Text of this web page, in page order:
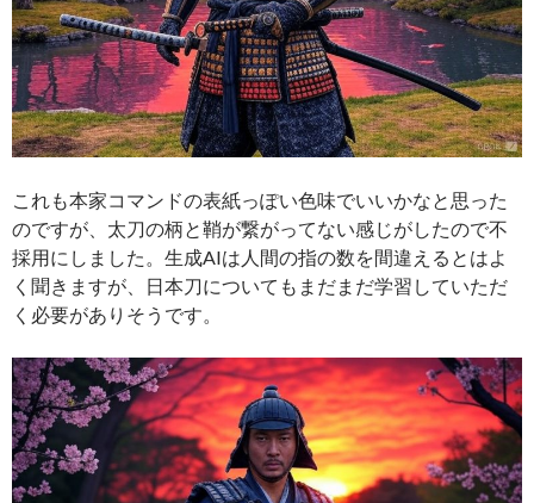
これも本家コマンドの表紙っぽい色味でいいかなと思った
のですが、太刀の柄と鞘が繋がってない感じがしたので不
採用にしました。生成AIは人間の指の数を間違えるとはよ
く聞きますが、日本刀についてもまだまだ学習していただ
く必要がありそうです。